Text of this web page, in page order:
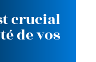
crucial
de vos